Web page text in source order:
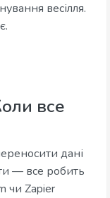
весілля.
все
дані
— все робить
чи Zapier